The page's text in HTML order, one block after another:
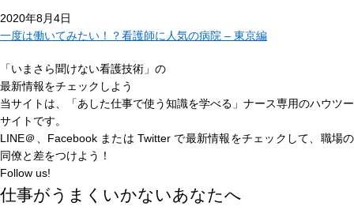
2020年8月4日
一度は働いてみたい！？看護師に人気の病院 – 東京編
「いまさら聞けない看護技術」の
最新情報をチェックしよう
当サイトは、
「あした仕事で使う知識を学べる」 ナース専用のハウツー
サイトです。
LINE＠、Facebook または Twitter で最新情報をチェックして、職場の
同僚と差をつけよう！
Follow us!
仕事がうまくいかないあなたへ